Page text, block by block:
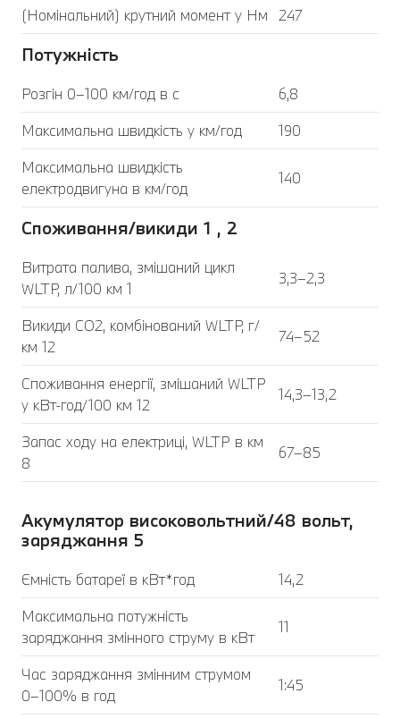
(Номінальний) крутний момент у Нм 247
Потужність
Розгін 0–100 км/год в с
6,8
Максимальна швидкість у км/год
190
Максимальна швидкість
електродвигуна в км/год
140
Споживання/викиди 1 , 2
Витрата палива, змішаний цикл
WLTP, л/100 км 1
3,3–2,3
Викиди CO2, комбінований WLTP, г/
км 12
74–52
Споживання енергії, змішаний WLTP
у кВт-год/100 км 12
14,3–13,2
Запас ходу на електриці, WLTP в км
8
67–85
Акумулятор високовольтний/48 вольт,
заряджання 5
Ємність батареї в кВт*год
14,2
Максимальна потужність
заряджання змінного струму в кВт
11
Час заряджання змінним струмом
0–100% в год
1:45